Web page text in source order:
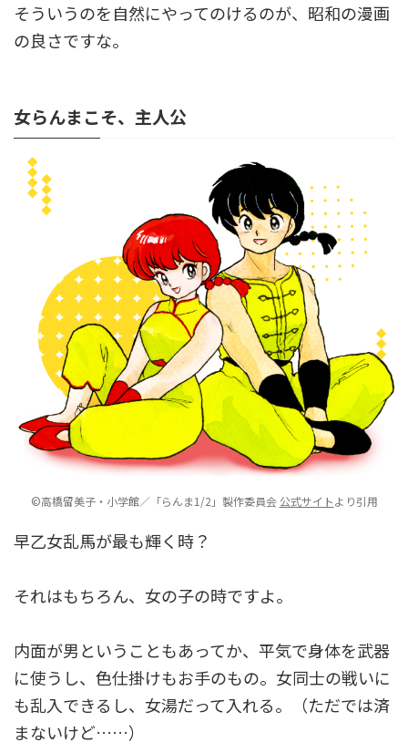
そういうのを自然にやってのけるのが、昭和の漫画
の良さですな。
女らんまこそ、主人公
©高橋留美子・小学館／「らんま1/2」製作委員会 公式サイトより引用
早乙女乱馬が最も輝く時？
それはもちろん、女の子の時ですよ。
内面が男ということもあってか、平気で身体を武器
に使うし、色仕掛けもお手のもの。女同士の戦いに
も乱入できるし、女湯だって入れる。（ただでは済
まないけど……）